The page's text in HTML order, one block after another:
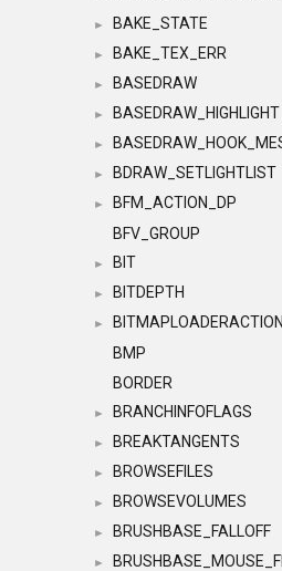
► BAKE_STATE
► BAKE_TEX_ERR
► BASEDRAW
► BASEDRAW_HIGHLIGHT
►
► BDRAW_SETLIGHTLIST
►
BFM_ACTION_DP
BFV_GROUP
► BIT
► BITDEPTH
►
BITMAPLOADERACTION
BMP
BORDER
► BRANCHINFOFLAGS
► BREAKTANGENTS
► BROWSEFILES
► BROWSEVOLUMES
► BRUSHBASE_FALLOFF
►